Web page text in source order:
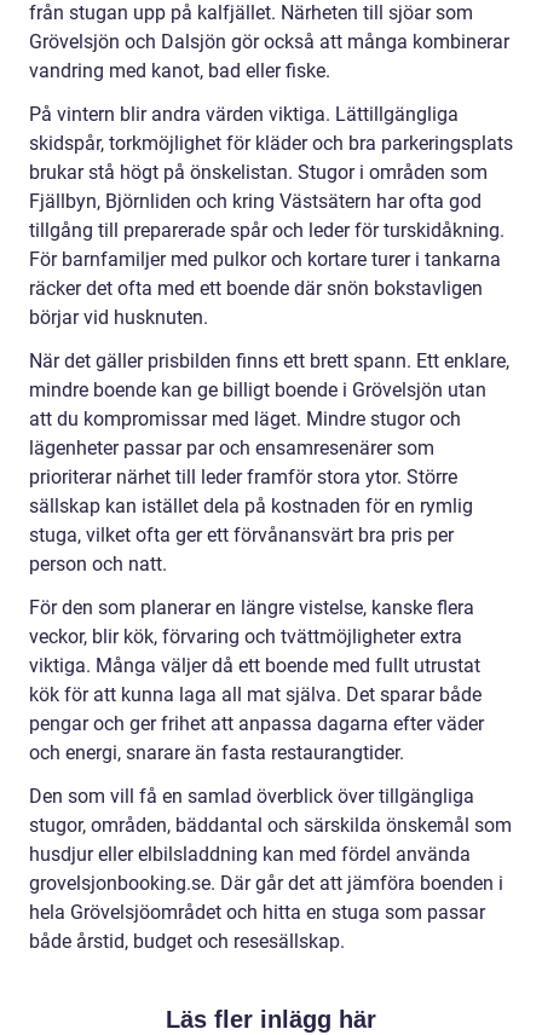
från stugan upp på kalfjället. Närheten till sjöar som
Grövelsjön och Dalsjön gör också att många kombinerar
vandring med kanot, bad eller fiske.
På vintern blir andra värden viktiga. Lättillgängliga
skidspår, torkmöjlighet för kläder och bra parkeringsplats
brukar stå högt på önskelistan. Stugor i områden som
Fjällbyn, Björnliden och kring Västsätern har ofta god
tillgång till preparerade spår och leder för turskidåkning.
För barnfamiljer med pulkor och kortare turer i tankarna
räcker det ofta med ett boende där snön bokstavligen
börjar vid husknuten.
När det gäller prisbilden finns ett brett spann. Ett enklare,
mindre boende kan ge billigt boende i Grövelsjön utan
att du kompromissar med läget. Mindre stugor och
lägenheter passar par och ensamresenärer som
prioriterar närhet till leder framför stora ytor. Större
sällskap kan istället dela på kostnaden för en rymlig
stuga, vilket ofta ger ett förvånansvärt bra pris per
person och natt.
För den som planerar en längre vistelse, kanske flera
veckor, blir kök, förvaring och tvättmöjligheter extra
viktiga. Många väljer då ett boende med fullt utrustat
kök för att kunna laga all mat själva. Det sparar både
pengar och ger frihet att anpassa dagarna efter väder
och energi, snarare än fasta restaurangtider.
Den som vill få en samlad överblick över tillgängliga
stugor, områden, bäddantal och särskilda önskemål som
husdjur eller elbilsladdning kan med fördel använda
grovelsjonbooking.se. Där går det att jämföra boenden i
hela Grövelsjöområdet och hitta en stuga som passar
både årstid, budget och resesällskap.
Läs fler inlägg här